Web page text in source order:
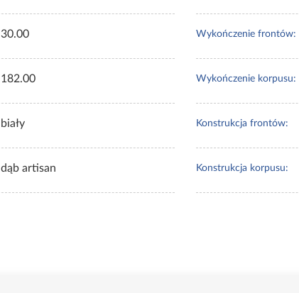
30.00
182.00
biały
dąb artisan
Wykończenie frontów:
Wykończenie korpusu:
Konstrukcja frontów:
Konstrukcja korpusu: